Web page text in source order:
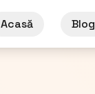
Acasă Blog